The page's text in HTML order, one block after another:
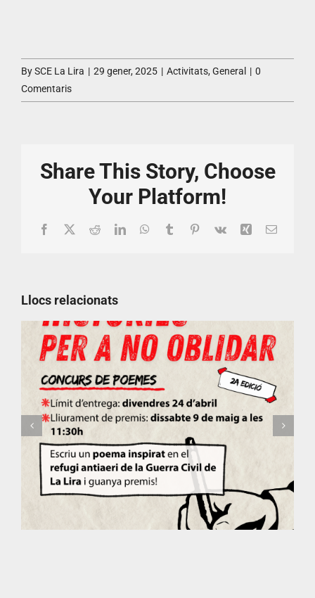
BySCE La Lira | 29 gener, 2025 | Activitats,General | 0
Comentaris
Share This Story, Choose
Your Platform!
Facebook
X RedditLinkedInWhatsApp
TumblrPinterest
Vk Xing Email:
Llocs relacionats